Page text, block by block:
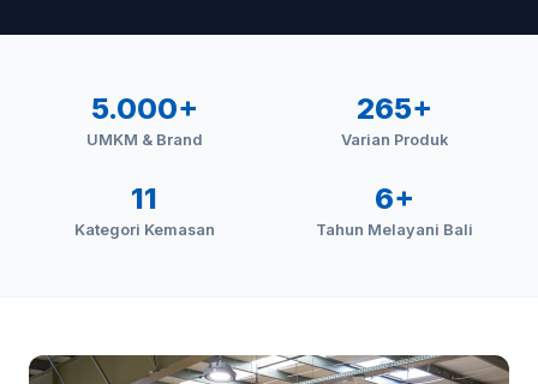
5.000+
UMKM & Brand
265+
Varian Produk
11
Kategori Kemasan
6+
Tahun Melayani Bali